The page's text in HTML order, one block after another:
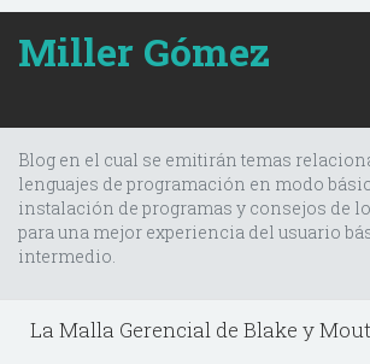
Miller Gómez
Blog en el cual se emitirán temas
lenguajes de programación en modo
instalación de programas y consejos de
para una mejor experiencia del usuario
intermedio.
La Malla Gerencial de Blake y